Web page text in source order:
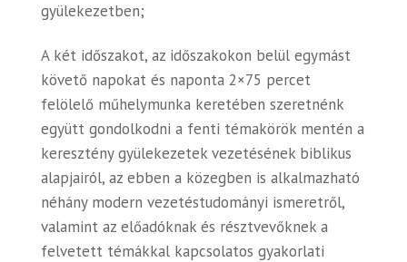
gyülekezetben;
A két időszakot, az időszakokon belül egymást
követő napokat és naponta 2×75 percet
felölelő műhelymunka keretében szeretnénk
együtt gondolkodni a fenti témakörök mentén a
keresztény gyülekezetek vezetésének biblikus
alapjairól, az ebben a közegben is alkalmazható
néhány modern vezetéstudományi ismeretről,
valamint az előadóknak és résztvevőknek a
felvetett témákkal kapcsolatos gyakorlati